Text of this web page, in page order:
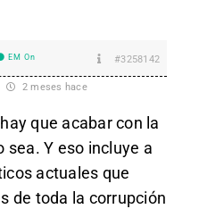
EM On #3258142
2 meses hace
que acabar con la
Y eso incluye a
actuales que
de toda la corrupción